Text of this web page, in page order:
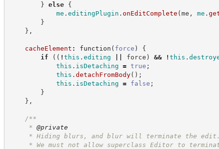
} else
{
me . editingPlugin . onEditComplete (me , me .
}
} ,
cacheElement : function ( force )
{
if
( ( ! this . editing force ) && ! this .
this . isDetaching = true ;
this . detachFromBody( ) ;
this . isDetaching = false ;
}
} ,
/**
* @private
* Hiding blurs, and blur will terminate the
* We must not allow superclass Editor to